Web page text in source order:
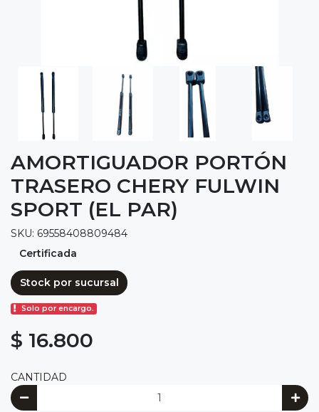
AMORTIGUADOR PORTÓN
TRASERO CHERY FULWIN
SPORT (EL PAR)
SKU: 69558408809484
Certificada
Stock por sucursal
Solo por encargo.
$ 16.800
CANTIDAD